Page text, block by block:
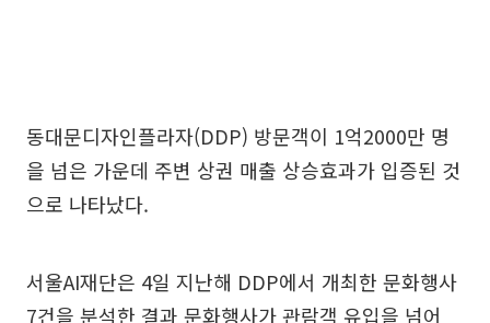
동대문디자인플라자(DDP) 방문객이 1억2000만 명
을 넘은 가운데 주변 상권 매출 상승효과가 입증된 것
으로 나타났다.
서울AI재단은 4일 지난해 DDP에서 개최한 문화행사
7건을 분석한 결과 문화행사가 관람객 유입을 넘어